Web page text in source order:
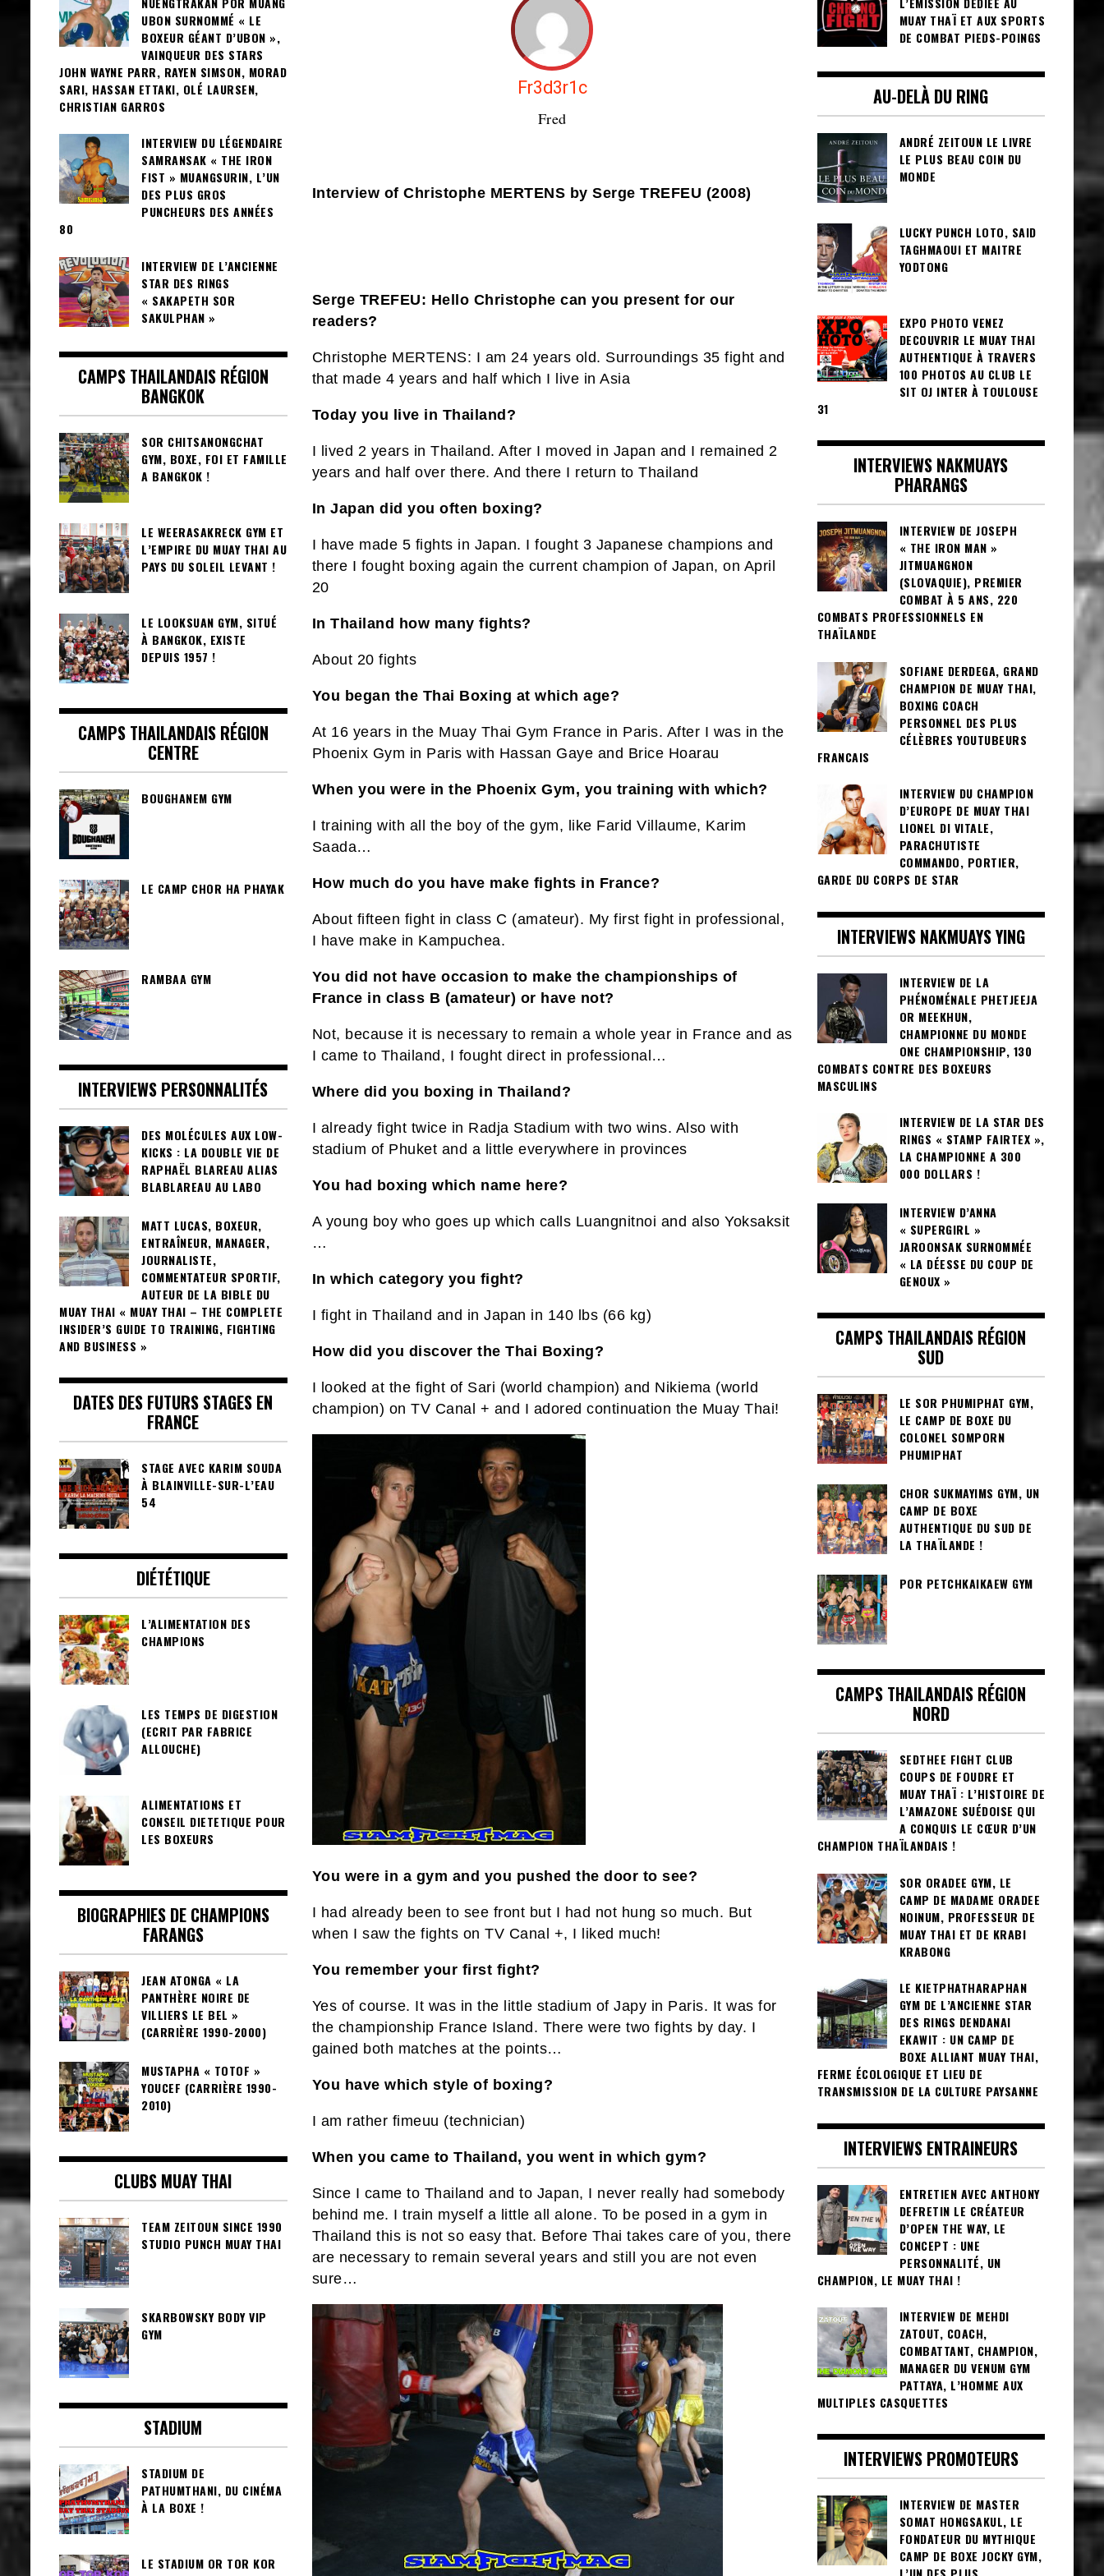
Fr3d3r1c
Fred
Interview of Christophe MERTENS by Serge TREFEU (2008)
Serge TREFEU: Hello Christophe can you present for our
readers?
Christophe MERTENS: I am 24 years old. Surroundings 35 fight and
that made 4 years and half which I live in Asia
Today you live in Thailand?
I lived 2 years in Thailand. After I moved in Japan and I remained 2
years and half over there. And there I return to Thailand
In Japan did you often boxing?
I have made 5 fights in Japan. I fought 3 Japanese champions and
there I fought boxing again the current champion of Japan, on April
20
In Thailand how many fights?
About 20 fights
You began the Thai Boxing at which age?
At 16 years in the Muay Thai Gym France in Paris. After I was in the
Phoenix Gym in Paris with Hassan Gaye and Brice Hoarau
When you were in the Phoenix Gym, you training with which?
I training with all the boy of the gym, like Farid Villaume, Karim
Saada…
How much do you have make fights in France?
About fifteen fight in class C (amateur). My first fight in professional,
I have make in Kampuchea.
You did not have occasion to make the championships of
France in class B (amateur) or have not?
Not, because it is necessary to remain a whole year in France and as
I came to Thailand, I fought direct in professional…
Where did you boxing in Thailand?
I already fight twice in Radja Stadium with two wins. Also with
stadium of Phuket and a little everywhere in provinces
You had boxing which name here?
A young boy who goes up which calls Luangnitnoi and also Yoksaksit
…
In which category you fight?
I fight in Thailand and in Japan in 140 lbs (66 kg)
How did you discover the Thai Boxing?
I looked at the fight of Sari (world champion) and Nikiema (world
champion) on TV Canal + and I adored continuation the Muay Thai!
You were in a gym and you pushed the door to see?
I had already been to see front but I had not hung so much. But
when I saw the fights on TV Canal +, I liked much!
You remember your first fight?
Yes of course. It was in the little stadium of Japy in Paris. It was for
the championship France Island. There were two fights by day. I
gained both matches at the points…
You have which style of boxing?
I am rather fimeuu (technician)
When you came to Thailand, you went in which gym?
Since I came to Thailand and to Japan, I never really had somebody
behind me. I train myself a little all alone. To be posed in a gym in
Thailand this is not so easy that. Before Thai takes care of you, there
are necessary to remain several years and still you are not even
sure…
UBON SURNOMMÉ « LE
BOXEUR GÉANT D’UBON »,
VAINQUEUR DES STARS
JOHN WAYNE PARR, RAYEN SIMSON, MORAD
SARI, HASSAN ETTAKI, OLÉ LAURSEN,
CHRISTIAN GARROS
INTERVIEW DU LÉGENDAIRE
SAMRANSAK « THE IRON
FIST » MUANGSURIN, L’UN
DES PLUS GROS
PUNCHEURS DES ANNÉES
80
INTERVIEW DE L’ANCIENNE
STAR DES RINGS
« SAKAPETH SOR
SAKULPHAN »
CAMPS THAILANDAIS RÉGION
BANGKOK
SOR CHITSANONGCHAT
GYM, BOXE, FOI ET FAMILLE
A BANGKOK !
LE WEERASAKRECK GYM ET
L’EMPIRE DU MUAY THAI AU
PAYS DU SOLEIL LEVANT !
LE LOOKSUAN GYM, SITUÉ
À BANGKOK, EXISTE
DEPUIS 1957 !
CAMPS THAILANDAIS RÉGION
CENTRE
BOUGHANEM GYM
LE CAMP CHOR HA PHAYAK
RAMBAA GYM
INTERVIEWS PERSONNALITÉS
DES MOLÉCULES AUX LOW-
KICKS : LA DOUBLE VIE DE
RAPHAËL BLAREAU ALIAS
BLABLAREAU AU LABO
MATT LUCAS, BOXEUR,
ENTRAÎNEUR, MANAGER,
JOURNALISTE,
COMMENTATEUR SPORTIF,
AUTEUR DE LA BIBLE DU
MUAY THAI « MUAY THAI – THE COMPLETE
INSIDER’S GUIDE TO TRAINING, FIGHTING
AND BUSINESS »
DATES DES FUTURS STAGES EN
FRANCE
STAGE AVEC KARIM SOUDA
À BLAINVILLE-SUR-L’EAU
54
DIÉTÉTIQUE
L’ALIMENTATION DES
CHAMPIONS
LES TEMPS DE DIGESTION
(ECRIT PAR FABRICE
ALLOUCHE)
ALIMENTATIONS ET
CONSEIL DIETETIQUE POUR
LES BOXEURS
BIOGRAPHIES DE CHAMPIONS
FARANGS
JEAN ATONGA « LA
PANTHÈRE NOIRE DE
VILLIERS LE BEL »
(CARRIÈRE 1990-2000)
MUSTAPHA « TOTOF »
YOUCEF (CARRIÈRE 1990-
2010)
CLUBS MUAY THAI
TEAM ZEITOUN SINCE 1990
STUDIO PUNCH MUAY THAI
SKARBOWSKY BODY VIP
GYM
STADIUM
STADIUM DE
PATHUMTHANI, DU CINÉMA
À LA BOXE !
LE STADIUM OR TOR KOR
MUAY THAÏ ET AUX SPORTS
DE COMBAT PIEDS-POINGS
AU-DELÀ DU RING
ANDRÉ ZEITOUN LE LIVRE
LE PLUS BEAU COIN DU
MONDE
LUCKY PUNCH LOTO, SAID
TAGHMAOUI ET MAITRE
YODTONG
EXPO PHOTO VENEZ
DECOUVRIR LE MUAY THAI
AUTHENTIQUE À TRAVERS
100 PHOTOS AU CLUB LE
SIT OJ INTER À TOULOUSE
31
INTERVIEWS NAKMUAYS
PHARANGS
INTERVIEW DE JOSEPH
« THE IRON MAN »
JITMUANGNON
(SLOVAQUIE), PREMIER
COMBAT À 5 ANS, 220
COMBATS PROFESSIONNELS EN
THAÏLANDE
SOFIANE DERDEGA, GRAND
CHAMPION DE MUAY THAI,
BOXING COACH
PERSONNEL DES PLUS
CÉLÈBRES YOUTUBEURS
FRANCAIS
INTERVIEW DU CHAMPION
D’EUROPE DE MUAY THAI
LIONEL DI VITALE,
PARACHUTISTE
COMMANDO, PORTIER,
GARDE DU CORPS DE STAR
INTERVIEWS NAKMUAYS YING
INTERVIEW DE LA
PHÉNOMÉNALE PHETJEEJA
OR MEEKHUN,
CHAMPIONNE DU MONDE
ONE CHAMPIONSHIP, 130
COMBATS CONTRE DES BOXEURS
MASCULINS
INTERVIEW DE LA STAR DES
RINGS « STAMP FAIRTEX »,
LA CHAMPIONNE A 300
000 DOLLARS !
INTERVIEW D’ANNA
« SUPERGIRL »
JAROONSAK SURNOMMÉE
« LA DÉESSE DU COUP DE
GENOUX »
CAMPS THAILANDAIS RÉGION
SUD
LE SOR PHUMIPHAT GYM,
LE CAMP DE BOXE DU
COLONEL SOMPORN
PHUMIPHAT
CHOR SUKMAYIMS GYM, UN
CAMP DE BOXE
AUTHENTIQUE DU SUD DE
LA THAÏLANDE !
POR PETCHKAIKAEW GYM
CAMPS THAILANDAIS RÉGION
NORD
SEDTHEE FIGHT CLUB
COUPS DE FOUDRE ET
MUAY THAÏ : L’HISTOIRE DE
L’AMAZONE SUÉDOISE QUI
A CONQUIS LE CŒUR D’UN
CHAMPION THAÏLANDAIS !
SOR ORADEE GYM, LE
CAMP DE MADAME ORADEE
NOINUM, PROFESSEUR DE
MUAY THAI ET DE KRABI
KRABONG
LE KIETPHATHARAPHAN
GYM DE L’ANCIENNE STAR
DES RINGS DENDANAI
EKAWIT : UN CAMP DE
BOXE ALLIANT MUAY THAI,
FERME ÉCOLOGIQUE ET LIEU DE
TRANSMISSION DE LA CULTURE PAYSANNE
INTERVIEWS ENTRAINEURS
ENTRETIEN AVEC ANTHONY
DEFRETIN LE CRÉATEUR
D’OPEN THE WAY, LE
CONCEPT : UNE
PERSONNALITÉ, UN
CHAMPION, LE MUAY THAI !
INTERVIEW DE MEHDI
ZATOUT, COACH,
COMBATTANT, CHAMPION,
MANAGER DU VENUM GYM
PATTAYA, L’HOMME AUX
MULTIPLES CASQUETTES
INTERVIEWS PROMOTEURS
INTERVIEW DE MASTER
SOMAT HONGSAKUL, LE
FONDATEUR DU MYTHIQUE
CAMP DE BOXE JOCKY GYM,